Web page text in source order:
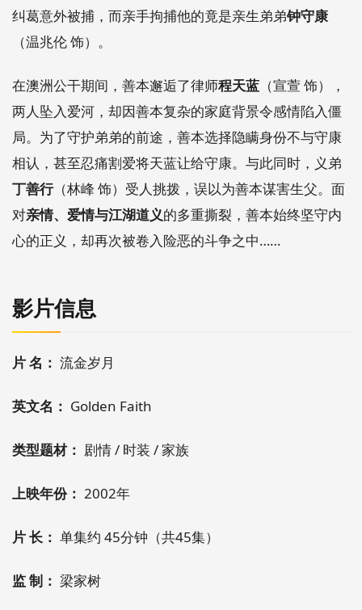
纠葛意外被捕，而亲手拘捕他的竟是亲生弟弟钟守康
（温兆伦 饰）。
在澳洲公干期间，善本邂逅了律师程天蓝 （宣萱 饰），
两人坠入爱河，却因善本复杂的家庭背景令感情陷入僵
局。为了守护弟弟的前途，善本选择隐瞒身份不与守康
相认，甚至忍痛割爱将天蓝让给守康。与此同时，义弟
丁善行（林峰 饰）受人挑拨，误以为善本谋害生父。面
对亲情、爱情与江湖道义的多重撕裂，善本始终坚守内
心的正义，却再次被卷入险恶的斗争之中……
影片信息
片 名： 流金岁月
英文名： Golden Faith
类型题材： 剧情 / 时装 / 家族
上映年份： 2002年
片 长： 单集约 45分钟（共45集）
监 制： 梁家树